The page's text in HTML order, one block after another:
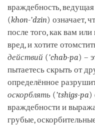
враждебность,
(khon-’dzin) означает,
после того, как вам
вред, и хотите
действий (’chab-pa) –
пытаетесь скрыть от
определённое
оскорблять (’tshigs-pa)
враждебности и
грубые,